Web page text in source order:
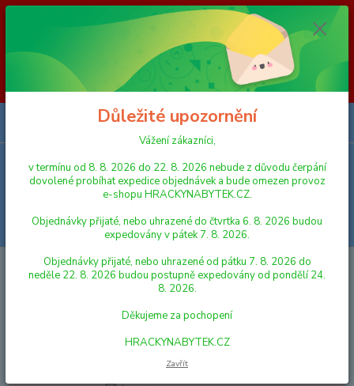
Vážení zákazníci, v termínu od 8. 8. 2026 do 23. 8. 2026 nebude z
důvodu čerpání dovolené probíhat expedice objednávek a bude omezen
provoz e-shopu HRACKYNABYTEK.CZ. Objednávky přijaté, nebo
uhrazené do čtvrtka 6. 8. 2026 budou expedovány v pátek 7. 8. 2026.
Objednávky přijaté, nebo uhrazené od pátku 7. 8. 2026 do neděle 23. 8.
2026 budou postupně expedovány od pondělí 24. 8. 2026. Děkujeme za
pochopení HRACKYNABYTEK.CZ
Menu
Hledat
AUTA, LODĚ, LETADLA Lena Auto Truxx policie 29 cm s figurkou
Lena Auto Truxx policie 29 cm s
Důležité upozornění
Vážení zákazníci,
v termínu od 8. 8. 2026 do 22. 8. 2026 nebude z důvodu čerpání
dovolené probíhat expedice objednávek a bude omezen provoz
e-shopu HRACKYNABYTEK.CZ.
Objednávky přijaté, nebo uhrazené do čtvrtka 6. 8. 2026 budou
expedovány v pátek 7. 8. 2026.
Objednávky přijaté, nebo uhrazené od pátku 7. 8. 2026 do
neděle 22. 8. 2026 budou postupně expedovány od pondělí 24.
8. 2026.
Děkujeme za pochopení
HRACKYNABYTEK.CZ
Zavřít